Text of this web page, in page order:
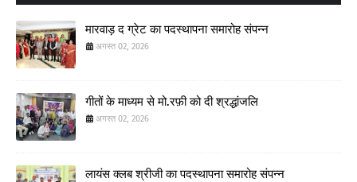
मारवाड़ द ग्रेट का पदस्थापना समारोह संपन्न
अगस्त 02, 2026
गीतों के माध्यम से मो.रफ़ी को दी श्रद्धांजलि
अगस्त 02, 2026
लायंस क्लब श्रीजी का पदस्थापना समारोह संपन्न